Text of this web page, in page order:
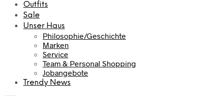
Outfits
Sale
Unser Haus
Philosophie/Geschichte
Marken
Service
Team & Personal Shopping
Jobangebote
Trendy News